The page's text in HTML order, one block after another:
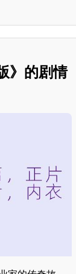
》的剧情